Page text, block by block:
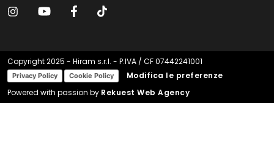
Copyright 2025 - Hiram s.r.l. - P.IVA / CF 07442241001
Privacy Policy Cookie Policy
Modifica le preferenze
Powered with passion by Rekuest Web Agency